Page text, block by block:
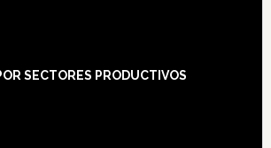
SECTORES PRODUCTIVOS